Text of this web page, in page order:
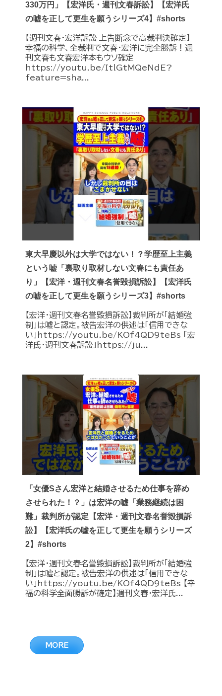
330万円」【宏洋氏・週刊文春訴訟】【宏洋氏
の嘘を正して更生を願うシリーズ4】#shorts
【週刊文春・宏洋訴訟 上告断念で高裁判決確定】
幸福の科学、全裁判で文春・宏洋に完全勝訴！週
刊文春も文春宏洋本もウソ確定
https://youtu.be/ItlGtMQeNdE?
feature=sha...
東大早慶以外は大学ではない！？学歴至上主義
という嘘「裏取り取材しない文春にも責任あ
り」【宏洋・週刊文春名誉毀損訴訟】【宏洋氏
の嘘を正して更生を願うシリーズ3】#shorts
【宏洋・週刊文春名誉毀損訴訟】裁判所が「結婚強
制」は嘘と認定。被告宏洋の供述は「信用できな
い」https://youtu.be/KOf4QD9teBs 「宏
洋氏・週刊文春訴訟」https://ju...
「女優Sさん宏洋と結婚させるため仕事を辞め
させられた！？」は宏洋の嘘「業務継続は困
難」裁判所が認定【宏洋・週刊文春名誉毀損訴
訟】【宏洋氏の嘘を正して更生を願うシリーズ
2】#shorts
【宏洋・週刊文春名誉毀損訴訟】裁判所が「結婚強
制」は嘘と認定。被告宏洋の供述は「信用できな
い」https://youtu.be/KOf4QD9teBs 【幸
福の科学全面勝訴が確定】週刊文春・宏洋氏...
MORE